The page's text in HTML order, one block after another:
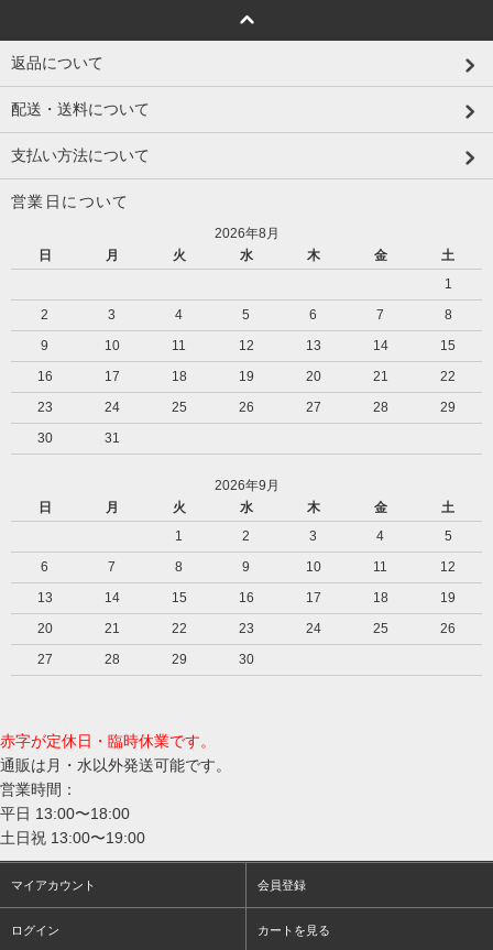
返品について
配送・送料について
支払い方法について
営業日について
2026年8月
日
月 火 水 木 金
土
1
2
3 4 5 6 7
8
9
10 11 12 13 14
15
16
17 18 19 20 21
22
23
24 25 26 27 28
29
30
31
2026年9月
日
月 火 水 木 金
土
1
2 3 4
5
6
7 8 9 10 11
12
13
14 15 16 17 18
19
20
21 22 23 24 25
26
27
28 29 30
赤字が定休日・臨時休業です。
通販は月・水以外発送可能です。
営業時間：
平日 13:00〜18:00
土日祝 13:00〜19:00
マイアカウント 会員登録
ログイン カートを見る